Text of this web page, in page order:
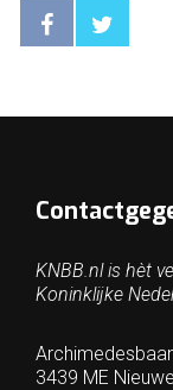
KNBB.nl is hèt
Koninklijke
3439 ME